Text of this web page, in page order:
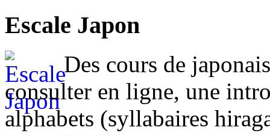
Escale Japon
Des cours de
consulter en ligne, une
alphabets (syllabaires